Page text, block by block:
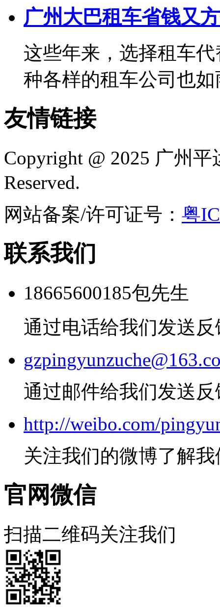
广州大巴租车省钱又
这些年来，选择租车
种各样的租车公司也如
友情链接
Copyright @ 2025 广州平
Reserved.
网站备案/许可证号： 粤
联系我们
18665600185包先生
通过电话给我们发送
通过邮件给我们发送
http://weibo.com/
关注我们的微博了解
官网微信
扫描二维码关注我们